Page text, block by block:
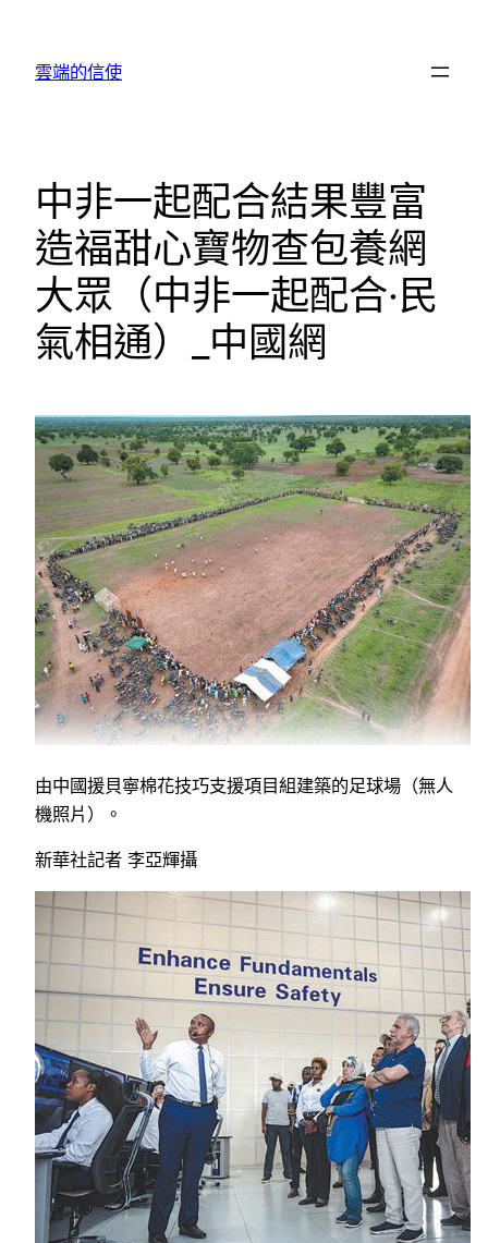
雲端的信使
中非一起配合結果豐富
造福甜心寶物查包養網
大眾（中非一起配合·民
氣相通）_中國網
由中國援貝寧棉花技巧支援項目組建築的足球場（無人
機照片）。
新華社記者 李亞輝攝